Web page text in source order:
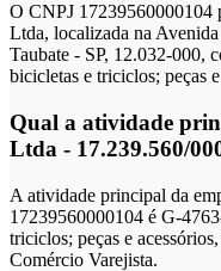
O CNPJ 17239560000104
Ltda, localizada na
Taubate - SP, 12.032-000,
bicicletas e triciclos; peças
Qual a atividade
Ltda - 17.239.560/
A atividade principal da
17239560000104 é G-
triciclos; peças e
Comércio Varejista.